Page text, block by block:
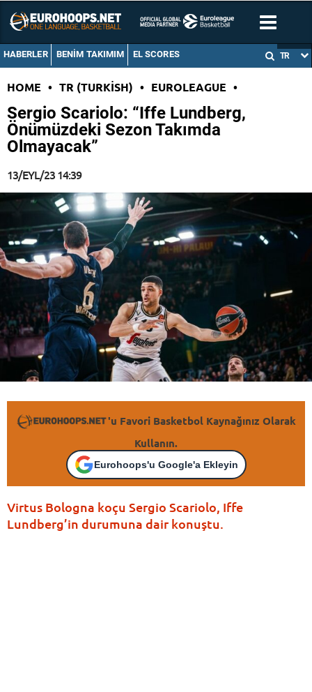
HABERLER BENIM TAKIMIM EL SCORES TR
HOME • TR (TURKISH) • EUROLEAGUE •
Sergio Scariolo: “Iffe Lundberg,
Önümüzdeki Sezon Takımda
Olmayacak”
13/EYL/23 14:39
'u Favori Basketbol Kaynağınız Olarak
Kullanın.
Eurohoops'u Google'a Ekleyin
Virtus Bologna koçu Sergio Scariolo, Iffe
Lundberg’in durumuna dair konuştu.